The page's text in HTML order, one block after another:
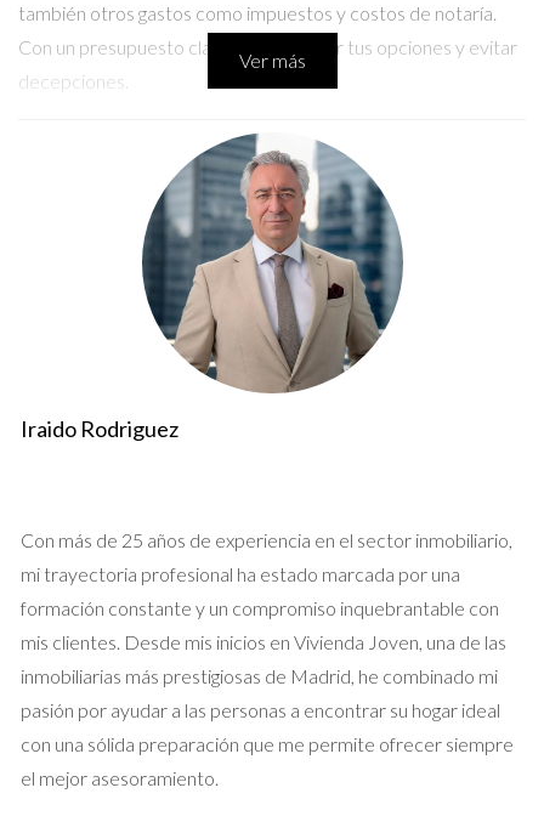
también otros gastos como impuestos y costos de notaría.
Con un presupuesto claro, podrás filtrar tus opciones y evitar
decepciones.
2. ¿Qué áreas de Madrid son las más
adecuadas para mí?
Madrid ofrece diferentes barrios, cada uno con su encanto y
ventajas. Investiga sobre las áreas que te interesan,
considerando factores como la seguridad, la proximidad al
trabajo o la escuela y el ambiente general. Pregúntate cómo
deseas vivir y qué barrios se alinean con tu estilo de vida.
buscando?
propias características, ventajas y desventajas. Reflexiona
sobre tus necesidades y estilo de vida antes de tomar esta
4. ¿Qué tan importante es el transporte
público?
La conectividad es un aspecto vital en una ciudad como
Madrid. Pregúntate cuán lejos está la estación de metro, las
Ver más
Iraido Rodriguez
Con más de 25 años de experiencia en el sector inmobiliario,
mi trayectoria profesional ha estado marcada por una
formación constante y un compromiso inquebrantable con
mis clientes. Desde mis inicios en Vivienda Joven, una de las
inmobiliarias más prestigiosas de Madrid, he combinado mi
pasión por ayudar a las personas a encontrar su hogar ideal
con una sólida preparación que me permite ofrecer siempre
el mejor asesoramiento.